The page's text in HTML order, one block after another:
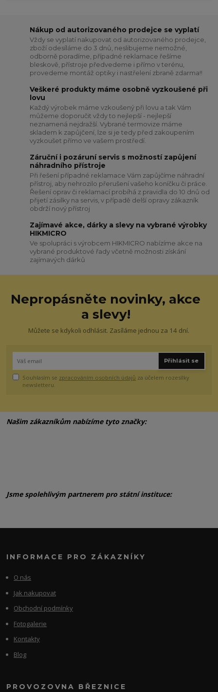
Nákup od autorizovaného prodejce se vyplatí
Vždy se vyplatí nakupovat od autorizovaného prodejce,
zboží odesíláme do 3 dnů, neslibujeme nemožné,
odborně poradíme, případné reklamace řešíme
bleskově, přístroje předvedeme i přímo v terénu,
provedeme montáž optiky i nastřelení zbraně zdarma!!
Veškeré produkty máme osobně vyzkoušené při
lovu
Každý výrobek máme vzkoušený při lovu a tak Vám
můžeme doporučit vždy to nejlepší - nejlepší
neznamená nejdražší. Vybrané termovize máme
skladem k zapůjčení, lze si je tedy před zakoupením
vyzkoušet přímo ve vašem prostředí.
Záruční i pozáruní servis s možností zapůjení
náhradního přístroje
Při řešení případné reklamace Vám zapůjčíme náhradní
přístroj, aby nehrozilo přerušení vašeho koníčku či práce.
Řešení oprav či reklamací probíhá z pravidla do 10 dnů od
přijetí zásilky na servis, v případě delší opravy zákazník
obdrží nový přístroj
Zajímavé akce, dárky a slevy na vybrané výrobky
HIKMICRO
Ve spolupráci s výrobcem HIKMICRO nabízíme akce na
vybrané produktové řady včetně možnosti získání
zajímavých dárků
Nepropásněte novinky, akce
a slevy!
Můžete se kdykoli odhlásit. Zasíláme jednou za 14 dní.
Přihlásit se
Souhlasím se zpracováním osobních údajů za účelem rozesílky
newsletteru.
Našim zákazníkům nabízíme tyto značky:
Jsme spolehlivým partnerem pro státní instituce:
INFORMACE PRO ZÁKAZNÍKY
O nás
Jak nakupovat
Obchodní podmínky
Fotogalerie
Kontakty
Blog
PROVOZOVNA BŘEZNICE